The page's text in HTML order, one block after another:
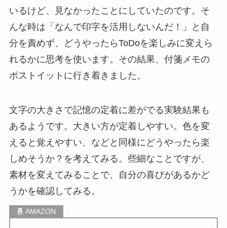
いるけど、見なかったことにしていたのです。そ
んな時は「なんで印字を活用しないんだ！」と自
分を責めず、どうやったらToDoを楽しみに変えら
れるかに思考を使います。その結果、付箋メモの
ポストイットに行き着きました。
文字の大きさで記憶の定着に差がでる実験結果も
あるようです。大きい方が定着しやすい。色を変
えると覚えやすい、などと同様にどうやったら楽
しめそうか？を考えてみる。些細なことですが、
素材を変えてみることで、自分の喜びがあるかど
うかを確認してみる。